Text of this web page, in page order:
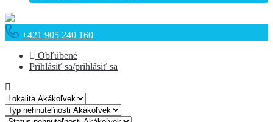
+421 905 240 160
Obľúbené
Prihlásiť sa/prihlásiť sa